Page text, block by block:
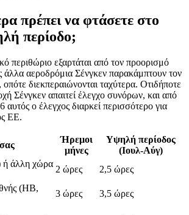
πρέπει να φτάσετε στο
περίοδο;
περιθώριο εξαρτάται από τον προορισμό
άλλα αεροδρόμια Σένγκεν παρακάμπτουν τον
διεκπεραιώνονται ταχύτερα. Οτιδήποτε
Σένγκεν απαιτεί έλεγχο συνόρων, και από
αυτός ο έλεγχος διαρκεί περισσότερο για
ΕΕ.
Ήρεμοι
μήνες
Υψηλή περίοδος
(Ιουλ-Αύγ)
ή άλλη χώρα
2 ώρες
2,5 ώρες
(ΗΒ,
3 ώρες 3,5 ώρες